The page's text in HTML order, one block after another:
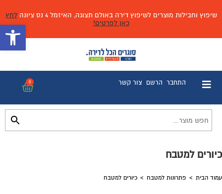
שיפוץ וחבילות מוצרים לשיפוץ דירה באולם תצוגה, האיזמל 4 נס ציונה
לחץ
כאן לפרטים!
התחבר הרשם צור קשר 0
כיורים למטבח
עמוד הבית > פתרונות למטבח > כיורים למטבח